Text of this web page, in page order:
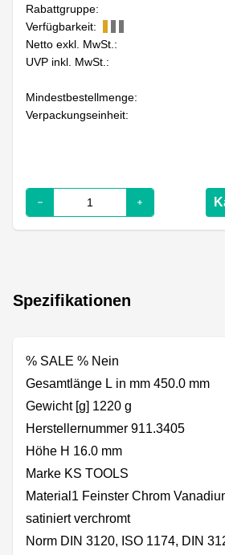
Rabattgruppe:
Verfügbarkeit:
Netto exkl. MwSt.:
UVP inkl. MwSt.:
Mindestbestellmenge:
Verpackungseinheit:
Spezifikationen
% SALE % Nein
Gesamtlänge L in mm 450.0 mm
Gewicht [g] 1220 g
Herstellernummer 911.3405
Höhe H 16.0 mm
Marke KS TOOLS
Material1 Feinster Chrom
satiniert verchromt
Norm DIN 3120, ISO 1174, DIN